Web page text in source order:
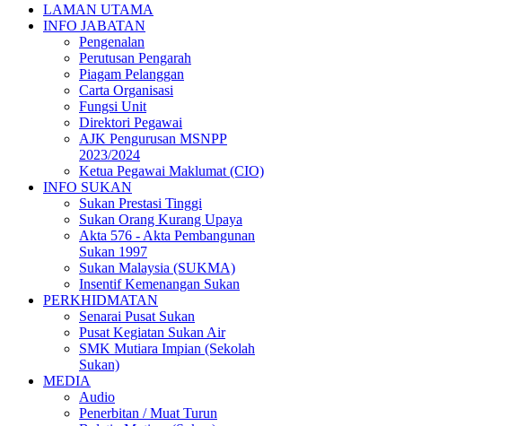
LAMAN UTAMA
INFO JABATAN
Pengenalan
Perutusan Pengarah
Piagam Pelanggan
Carta Organisasi
Fungsi Unit
Direktori Pegawai
AJK Pengurusan MSNPP
2023/2024
Ketua Pegawai Maklumat (CIO)
INFO SUKAN
Sukan Prestasi Tinggi
Sukan Orang Kurang Upaya
Akta 576 - Akta Pembangunan
Sukan 1997
Sukan Malaysia (SUKMA)
Insentif Kemenangan Sukan
PERKHIDMATAN
Senarai Pusat Sukan
Pusat Kegiatan Sukan Air
SMK Mutiara Impian (Sekolah
Sukan)
MEDIA
Audio
Penerbitan / Muat Turun